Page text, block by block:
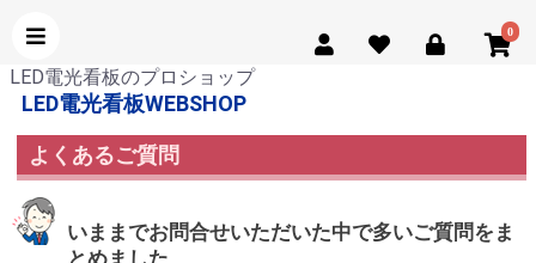
0
LED電光看板のプロショップ
LED電光看板WEBSHOP
よくあるご質問
いままでお問合せいただいた中で多いご質問をま
とめました